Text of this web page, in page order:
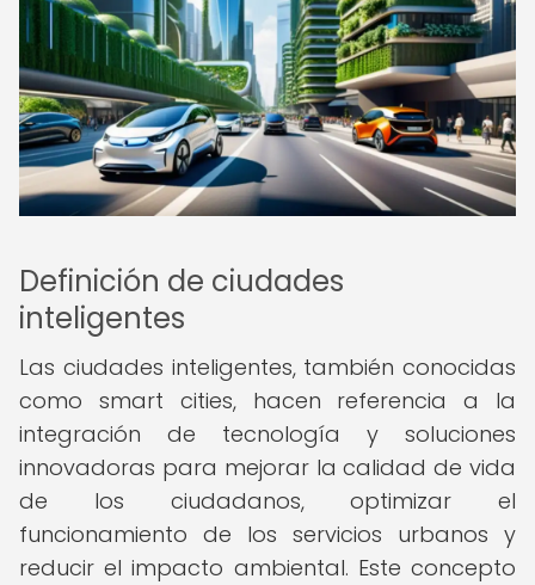
Definición de ciudades
inteligentes
Las ciudades inteligentes, también conocidas
como smart cities, hacen referencia a la
integración de tecnología y soluciones
innovadoras para mejorar la calidad de vida
de los ciudadanos, optimizar el
funcionamiento de los servicios urbanos y
reducir el impacto ambiental. Este concepto